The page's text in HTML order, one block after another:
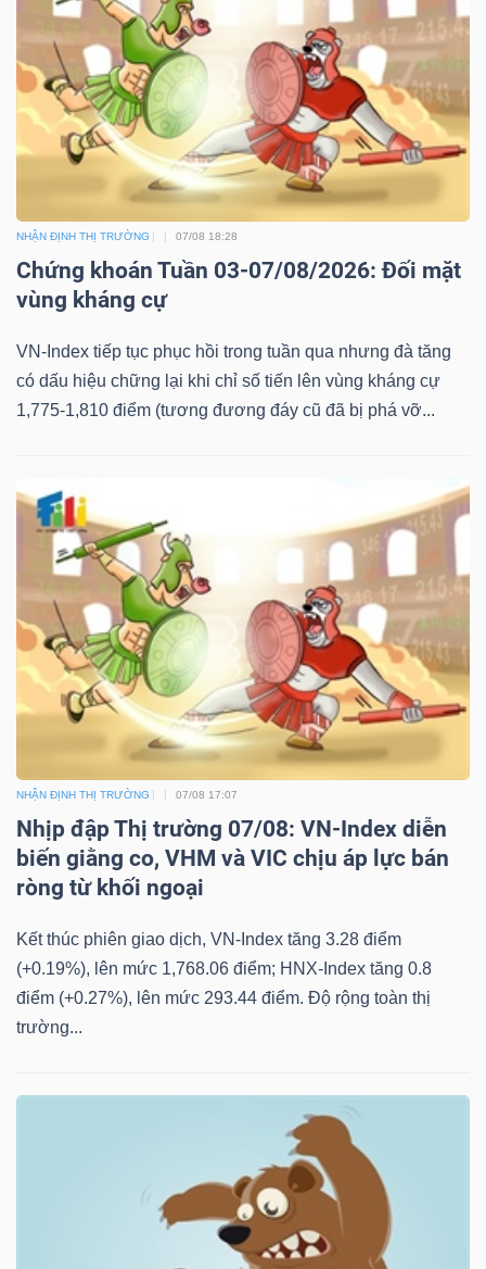
NHẬN ĐỊNH THỊ TRƯỜNG 07/08 18:28
Chứng khoán Tuần 03-07/08/2026: Đối mặt
vùng kháng cự
VN-Index tiếp tục phục hồi trong tuần qua nhưng đà tăng
có dấu hiệu chững lại khi chỉ số tiến lên vùng kháng cự
1,775-1,810 điểm (tương đương đáy cũ đã bị phá vỡ...
NHẬN ĐỊNH THỊ TRƯỜNG 07/08 17:07
Nhịp đập Thị trường 07/08: VN-Index diễn
biến giằng co, VHM và VIC chịu áp lực bán
ròng từ khối ngoại
Kết thúc phiên giao dịch, VN-Index tăng 3.28 điểm
(+0.19%), lên mức 1,768.06 điểm; HNX-Index tăng 0.8
điểm (+0.27%), lên mức 293.44 điểm. Độ rộng toàn thị
trường...